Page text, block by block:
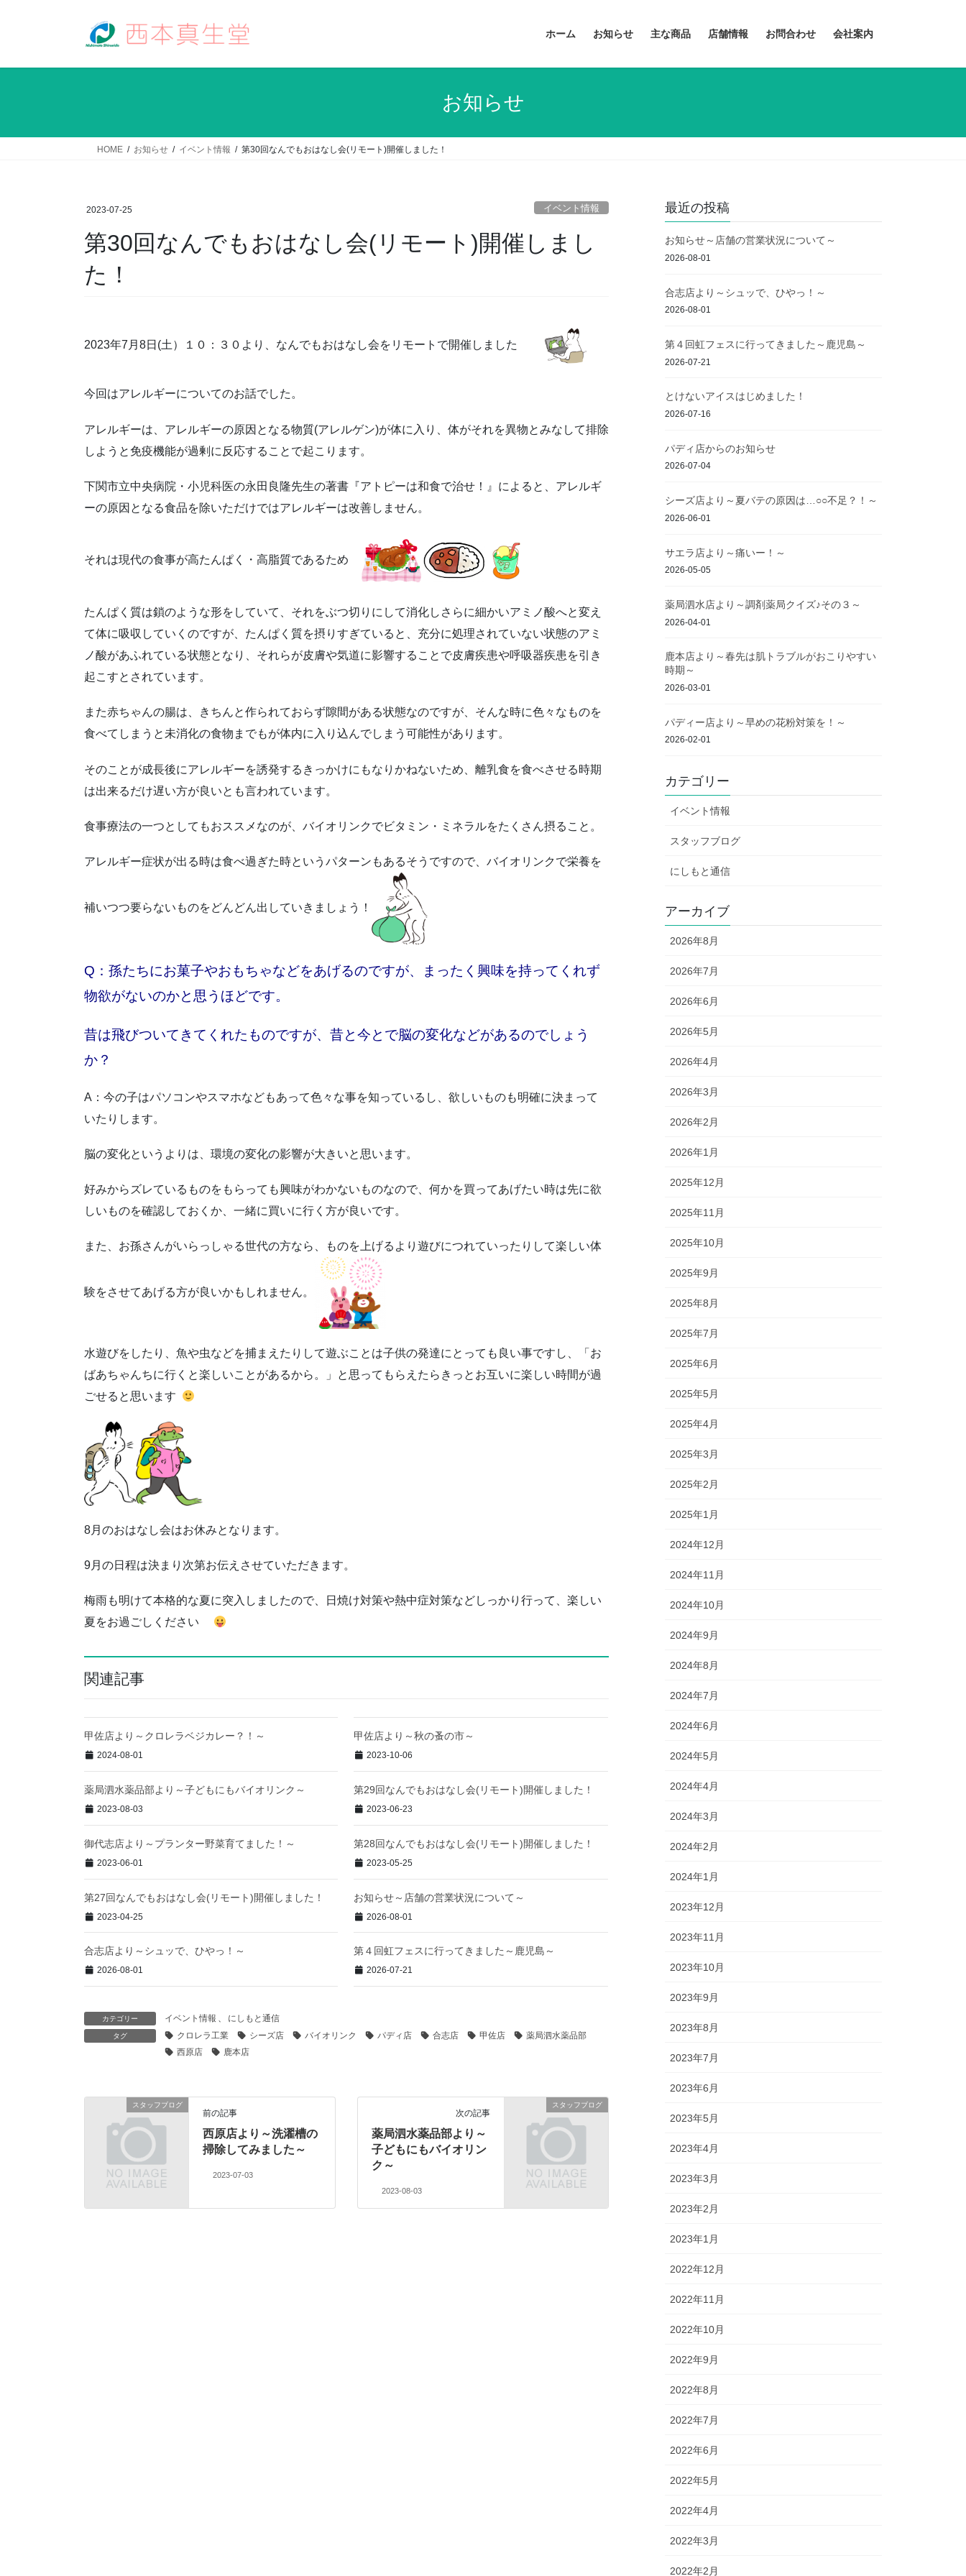
ホーム お知らせ 主な商品 店舗情報 お問合わせ 会社案内
お知らせ
HOME お知らせ イベント情報 第30回なんでもおはなし会(リモート)開催しました！
2023-07-25 イベント情報
第30回なんでもおはなし会(リモート)開催しまし
た！
2023年7月8日(土）１０：３０より、なんでもおはなし会をリモートで開催しました
今回はアレルギーについてのお話でした。
アレルギーは、アレルギーの原因となる物質(アレルゲン)が体に入り、体がそれを異物とみなして排除
しようと免疫機能が過剰に反応することで起こります。
下関市立中央病院・小児科医の永田良隆先生の著書『アトピーは和食で治せ！』によると、アレルギ
ーの原因となる食品を除いただけではアレルギーは改善しません。
それは現代の食事が高たんぱく・高脂質であるため
たんぱく質は鎖のような形をしていて、それをぶつ切りにして消化しさらに細かいアミノ酸へと変え
て体に吸収していくのですが、たんぱく質を摂りすぎていると、充分に処理されていない状態のアミ
ノ酸があふれている状態となり、それらが皮膚や気道に影響することで皮膚疾患や呼吸器疾患を引き
起こすとされています。
また赤ちゃんの腸は、きちんと作られておらず隙間がある状態なのですが、そんな時に色々なものを
食べてしまうと未消化の食物までもが体内に入り込んでしまう可能性があります。
そのことが成長後にアレルギーを誘発するきっかけにもなりかねないため、離乳食を食べさせる時期
は出来るだけ遅い方が良いとも言われています。
食事療法の一つとしてもおススメなのが、バイオリンクでビタミン・ミネラルをたくさん摂ること。
アレルギー症状が出る時は食べ過ぎた時というパターンもあるそうですので、バイオリンクで栄養を
補いつつ要らないものをどんどん出していきましょう！
Q：孫たちにお菓子やおもちゃなどをあげるのですが、まったく興味を持ってくれず
物欲がないのかと思うほどです。
昔は飛びついてきてくれたものですが、昔と今とで脳の変化などがあるのでしょう
か？
A：今の子はパソコンやスマホなどもあって色々な事を知っているし、欲しいものも明確に決まって
いたりします。
脳の変化というよりは、環境の変化の影響が大きいと思います。
好みからズレているものをもらっても興味がわかないものなので、何かを買ってあげたい時は先に欲
しいものを確認しておくか、一緒に買いに行く方が良いです。
また、お孫さんがいらっしゃる世代の方なら、ものを上げるより遊びにつれていったりして楽しい体
験をさせてあげる方が良いかもしれません。
水遊びをしたり、魚や虫などを捕まえたりして遊ぶことは子供の発達にとっても良い事ですし、「お
ばあちゃんちに行くと楽しいことがあるから。」と思ってもらえたらきっとお互いに楽しい時間が過
ごせると思います
8月のおはなし会はお休みとなります。
9月の日程は決まり次第お伝えさせていただきます。
梅雨も明けて本格的な夏に突入しましたので、日焼け対策や熱中症対策などしっかり行って、楽しい
夏をお過ごしください
関連記事
甲佐店より～クロレラベジカレー？！～
2024-08-01
甲佐店より～秋の蚤の市～
2023-10-06
薬局泗水薬品部より～子どもにもバイオリンク～
2023-08-03
第29回なんでもおはなし会(リモート)開催しました！
2023-06-23
御代志店より～プランター野菜育てました！～
2023-06-01
第28回なんでもおはなし会(リモート)開催しました！
2023-05-25
第27回なんでもおはなし会(リモート)開催しました！
2023-04-25
お知らせ～店舗の営業状況について～
2026-08-01
合志店より～シュッで、ひやっ！～
2026-08-01
第４回虹フェスに行ってきました～鹿児島～
2026-07-21
カテゴリー イベント情報 、 にしもと通信
タグ クロレラ工業 シーズ店 バイオリンク パディ店 合志店 甲佐店
薬局泗水薬品部
西原店
鹿本店
スタッフブログ
前の記事
西原店より～洗濯槽の
掃除してみました～
2023-07-03
スタッフブログ
次の記事
薬局泗水薬品部より～
子どもにもバイオリン
ク～
2023-08-03
最近の投稿
お知らせ～店舗の営業状況について～
2026-08-01
合志店より～シュッで、ひやっ！～
2026-08-01
第４回虹フェスに行ってきました～鹿児島～
2026-07-21
とけないアイスはじめました！
2026-07-16
パディ店からのお知らせ
2026-07-04
シーズ店より～夏バテの原因は…○○不足？！～
2026-06-01
サエラ店より～痛いー！～
2026-05-05
薬局泗水店より～調剤薬局クイズ♪その３～
2026-04-01
鹿本店より～春先は肌トラブルがおこりやすい
時期～
2026-03-01
パディー店より～早めの花粉対策を！～
2026-02-01
カテゴリー
イベント情報
スタッフブログ
にしもと通信
アーカイブ
2026年8月
2026年7月
2026年6月
2026年5月
2026年4月
2026年3月
2026年2月
2026年1月
2025年12月
2025年11月
2025年10月
2025年9月
2025年8月
2025年7月
2025年6月
2025年5月
2025年4月
2025年3月
2025年2月
2025年1月
2024年12月
2024年11月
2024年10月
2024年9月
2024年8月
2024年7月
2024年6月
2024年5月
2024年4月
2024年3月
2024年2月
2024年1月
2023年12月
2023年11月
2023年10月
2023年9月
2023年8月
2023年7月
2023年6月
2023年5月
2023年4月
2023年3月
2023年2月
2023年1月
2022年12月
2022年11月
2022年10月
2022年9月
2022年8月
2022年7月
2022年6月
2022年5月
2022年4月
2022年3月
2022年2月